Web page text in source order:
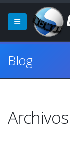
Blog